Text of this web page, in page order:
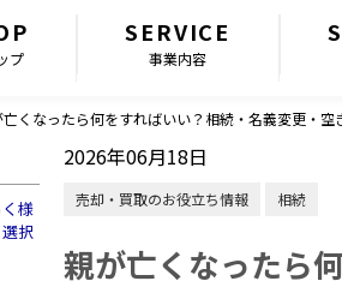
プ
SERVICE
事業内容
亡くなったら何をすればいい？相続・名義変更・
様
択
2026年06月18日
売却・買取のお役立ち情報 相続
親が亡くなったら